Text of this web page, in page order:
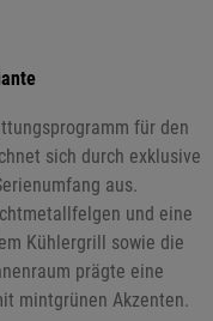
für den
sich durch exklusive
aus.
und eine
Kühlergrill sowie die
prägte eine
mintgrünen Akzenten.